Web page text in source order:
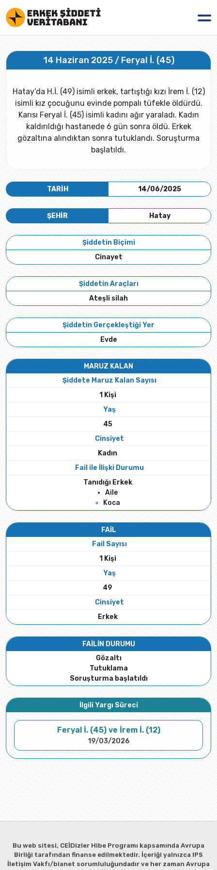
14 Haziran 2025 / Feryal İ. (45)
Hatay’da H.İ. (49) isimli erkek, tartıştığı kızı İrem İ. (12)
isimli kız çocuğunu evinde pompalı tüfekle öldürdü.
Karısı Feryal İ. (45) isimli kadını ağır yaraladı. Kadın
kaldırıldığı hastanede 6 gün sonra öldü. Erkek
gözaltına alındıktan sonra tutuklandı. Soruşturma
başlatıldı.
TARİH 14/06/2025
Hatay
ŞEHİR
Şiddetin Biçimi
Cinayet
Şiddetin Araçları
Ateşli silah
Şiddetin Gerçekleştiği Yer
Evde
MARUZ KALAN
Şiddete Maruz Kalan Sayısı
1 Kişi
Yaş
45
Cinsiyet
Kadın
Fail ile İlişki Durumu
Tanıdığı Erkek
Aile
Koca
FAİL
Fail Sayısı
1 Kişi
Yaş
49
Cinsiyet
Erkek
FAİLİN DURUMU
Gözaltı
Tutuklama
Soruşturma başlatıldı
İlgili Yargı Süreci
Feryal İ. (45) ve İrem İ. (12)
19/03/2026
Bu web sitesi, CEİDizler Hibe Programı kapsamında Avrupa
Birliği tarafından finanse edilmektedir. İçeriği yalnızca IPS
İletişim Vakfı/bianet sorumluluğundadır ve her zaman Avrupa